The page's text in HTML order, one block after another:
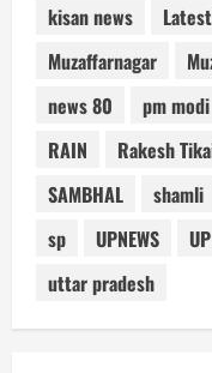
kisan news
Muzaffarnagar
news 80
pm modi
RAIN
Rakesh
SAMBHAL
shamli
sp
UPNEWS
uttar pradesh